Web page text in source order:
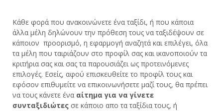
Κάθε φορά που ανακοινώνετε ένα ταξίδι, ή που κάποια
άλλα μέλη δηλώνουν την πρόθεση τους να ταξιδέψουν σε
κάποιον προορισμό, η εφαρμογή αναζητά και επιλέγει, όλα
τα μέλη που ταιριάζουν στο προφίλ σας και ικανοποιούν τα
κριτήρια σας και σας τα παρουσιάζει ως προτεινόμενες
επιλογές. Εσείς, αφού επισκευθείτε το προφίλ τους και
εφόσον επιθυμείτε να επικοινωνήσετε μαζί τους, θα πρέπει
να τους κάνετε ένα αίτημα για να γίνετε
συνταξιδιώτες σε κάποιο απο τα ταξίδια τους, ή